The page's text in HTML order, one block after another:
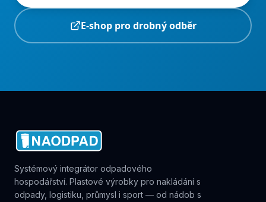
E-shop pro drobný odběr
Systémový integrátor odpadového
hospodářství. Plastové výrobky pro nakládání s
odpady, logistiku, průmysl i sport — od nádob s